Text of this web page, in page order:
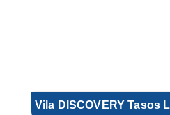
Vila DISCOVERY Tasos